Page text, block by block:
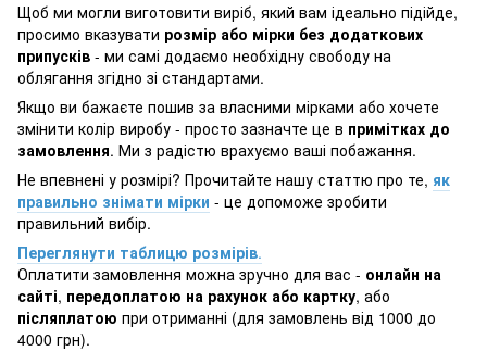
Щоб ми могли виготовити виріб, який вам ідеально підійде,
просимо вказувати розмір або мірки без додаткових
припусків - ми самі додаємо необхідну свободу на
облягання згідно зі стандартами.
Якщо ви бажаєте пошив за власними мірками або хочете
змінити колір виробу - просто зазначте це в примітках до
замовлення. Ми з радістю врахуємо ваші побажання.
Не впевнені у розмірі? Прочитайте нашу статтю про те, як
правильно знімати мірки - це допоможе зробити
правильний вибір.
Переглянути таблицю розмірів.
Оплатити замовлення можна зручно для вас - онлайн на
сайті, передоплатою на рахунок або картку, або
післяплатою при отриманні (для замовлень від 1000 до
4000 грн).